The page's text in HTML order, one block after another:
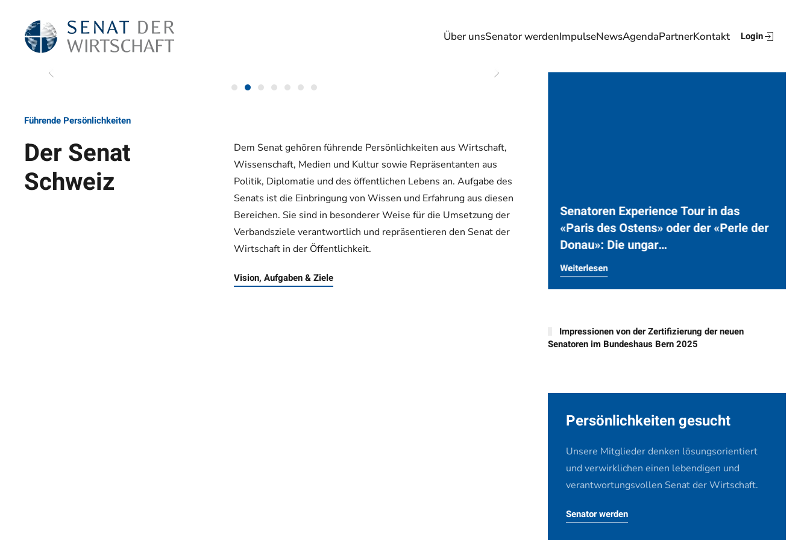
Zum Hauptinhalt springen Über unsSenator werdenImpulseNewsAgendaPartnerKontakt Login
Führende Persönlichkeiten
Der Senat
Schweiz
Dem Senat gehören führende Persönlichkeiten aus Wirtschaft,
Wissenschaft, Medien und Kultur sowie Repräsentanten aus
Politik, Diplomatie und des öffentlichen Lebens an. Aufgabe des
Senats ist die Einbringung von Wissen und Erfahrung aus diesen
Bereichen. Sie sind in besonderer Weise für die Umsetzung der
Verbandsziele verantwortlich und repräsentieren den Senat der
Wirtschaft in der Öffentlichkeit.
Vision, Aufgaben & Ziele
Interior AG. Die Firmenbesichtigung
der…
Weiterlesen
Senatoren Experience Tour in das
«Paris des Ostens» oder der «Perle der
Donau»: Die ungar…
Weiterlesen
Impressionen von der Zertifizierung der neuen
Senatoren im Bundeshaus Bern 2025
Persönlichkeiten gesucht
Unsere Mitglieder denken lösungsorientiert
und verwirklichen einen lebendigen und
verantwortungsvollen Senat der Wirtschaft.
Senator werden